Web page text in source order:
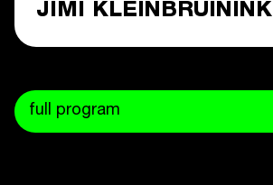
JIMI KLEINBRUININK
full program